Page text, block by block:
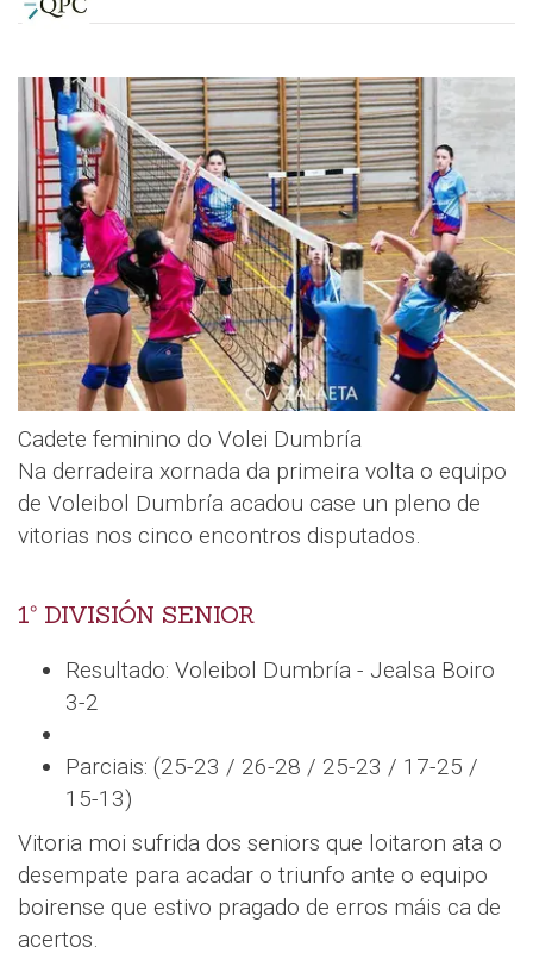
Cadete feminino do Volei Dumbría
Na derradeira xornada da primeira volta o equipo
de Voleibol Dumbría acadou case un pleno de
vitorias nos cinco encontros disputados.
1º DIVISIÓN SENIOR
Resultado: Voleibol Dumbría - Jealsa Boiro
3-2
Parciais: (25-23 / 26-28 / 25-23 / 17-25 /
15-13)
Vitoria moi sufrida dos seniors que loitaron ata o
desempate para acadar o triunfo ante o equipo
boirense que estivo pragado de erros máis ca de
acertos.